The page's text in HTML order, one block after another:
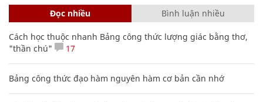
Đọc nhiều Bình luận nhiều
Cách học thuộc nhanh Bảng công thức lượng giác bằng thơ,
"thần chú"
17
Bảng công thức đạo hàm nguyên hàm cơ bản cần nhớ